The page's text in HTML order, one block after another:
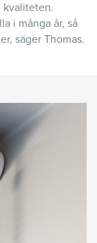
kvaliteten.
i många år, så
säger Thomas.